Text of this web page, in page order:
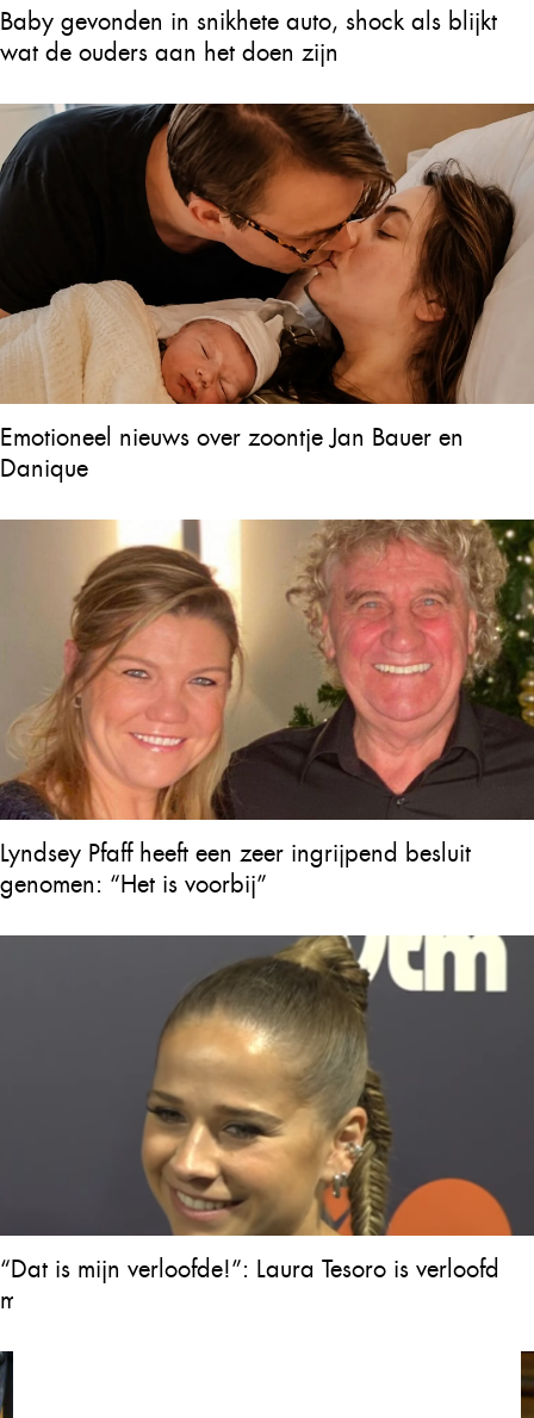
Baby gevonden in snikhete auto, shock als blijkt
wat de ouders aan het doen zijn
Emotioneel nieuws over zoontje Jan Bauer en
Danique
Lyndsey Pfaff heeft een zeer ingrijpend besluit
genomen: “Het is voorbij”
“Dat is mijn verloofde!”: Laura Tesoro is verloofd
met haar vriend Dylan